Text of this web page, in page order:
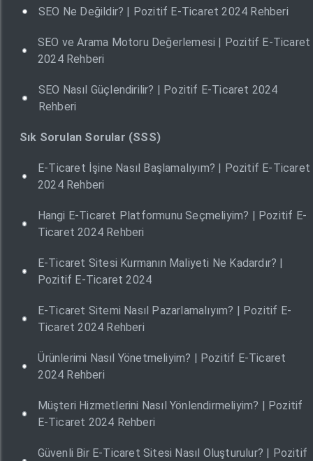
SEO Ne Değildir? | Pozitif E-Ticaret 2024 Rehberi
SEO ve Arama Motoru Değerlemesi | Pozitif E-Ticaret
2024 Rehberi
SEO Nasıl Güçlendirilir? | Pozitif E-Ticaret 2024
Rehberi
Sık Sorulan Sorular (SSS)
E-Ticaret İşine Nasıl Başlamalıyım? | Pozitif E-Ticaret
2024 Rehberi
Hangi E-Ticaret Platformunu Seçmeliyim? | Pozitif E-
Ticaret 2024 Rehberi
E-Ticaret Sitesi Kurmanın Maliyeti Ne Kadardır? |
Pozitif E-Ticaret 2024
E-Ticaret Sitemi Nasıl Pazarlamalıyım? | Pozitif E-
Ticaret 2024 Rehberi
Ürünlerimi Nasıl Yönetmeliyim? | Pozitif E-Ticaret
2024 Rehberi
Müşteri Hizmetlerini Nasıl Yönlendirmeliyim? | Pozitif
E-Ticaret 2024 Rehberi
Güvenli Bir E-Ticaret Sitesi Nasıl Oluşturulur? | Pozitif